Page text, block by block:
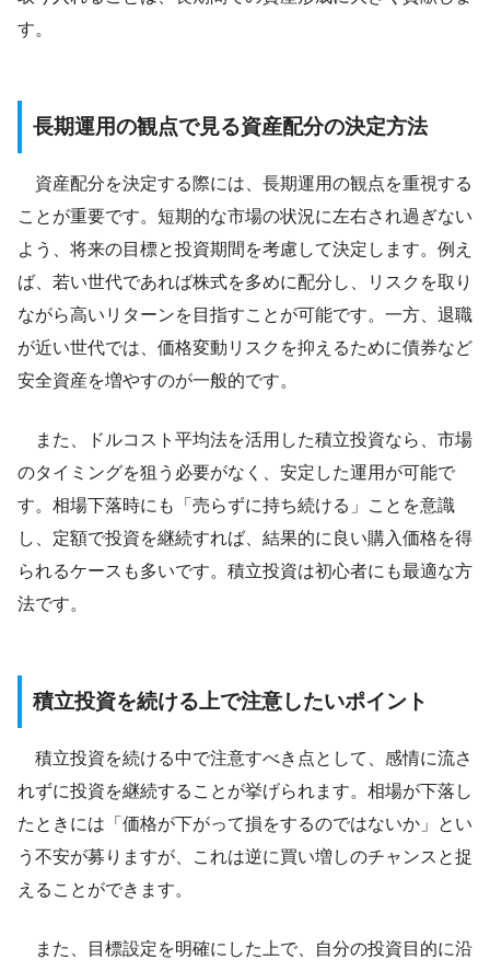
す。
長期運用の観点で見る資産配分の決定方法
資産配分を決定する際には、長期運用の観点を重視する
ことが重要です。短期的な市場の状況に左右され過ぎない
よう、将来の目標と投資期間を考慮して決定します。例え
ば、若い世代であれば株式を多めに配分し、リスクを取り
ながら高いリターンを目指すことが可能です。一方、退職
が近い世代では、価格変動リスクを抑えるために債券など
安全資産を増やすのが一般的です。
また、ドルコスト平均法を活用した積立投資なら、市場
のタイミングを狙う必要がなく、安定した運用が可能で
す。相場下落時にも「売らずに持ち続ける」ことを意識
し、定額で投資を継続すれば、結果的に良い購入価格を得
られるケースも多いです。積立投資は初心者にも最適な方
法です。
積立投資を続ける上で注意したいポイント
積立投資を続ける中で注意すべき点として、感情に流さ
れずに投資を継続することが挙げられます。相場が下落し
たときには「価格が下がって損をするのではないか」とい
う不安が募りますが、これは逆に買い増しのチャンスと捉
えることができます。
また、目標設定を明確にした上で、自分の投資目的に沿